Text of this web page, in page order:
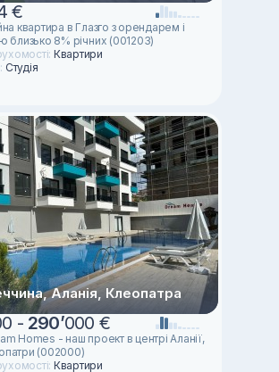
€
квартира в Глазго з орендарем і
близько 8% річних (001203)
Квартири
Студія
Аланія, Клеопатра
- 290’000 €
Homes - наш проект в центрі Аланії,
(002000)
Квартири